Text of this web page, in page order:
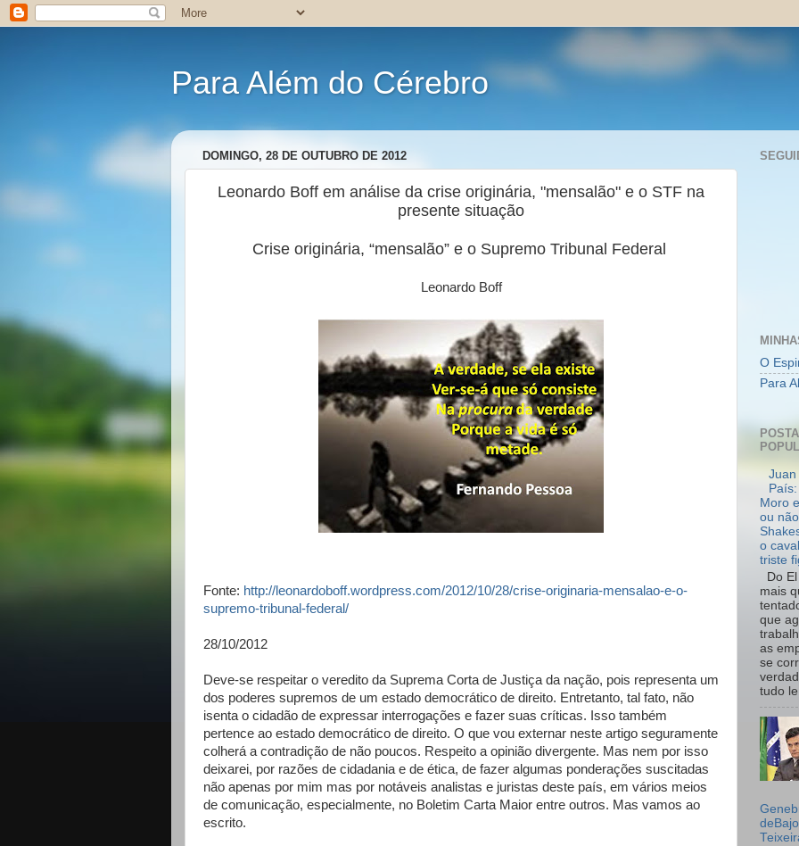
Para Além do Cérebro
DOMINGO, 28 DE OUTUBRO DE 2012
Leonardo Boff em análise da crise originária, "mensalão" e o STF na
presente situação
Crise originária, “mensalão” e o Supremo Tribunal Federal
Leonardo Boff
Fonte: http://leonardoboff.wordpress.com/2012/10/28/crise-originaria-mensalao-e-o-
supremo-tribunal-federal/
28/10/2012
Deve-se respeitar o veredito da Suprema Corta de Justiça da nação, pois representa um
dos poderes supremos de um estado democrático de direito. Entretanto, tal fato, não
isenta o cidadão de expressar interrogações e fazer suas críticas. Isso também
pertence ao estado democrático de direito. O que vou externar neste artigo seguramente
colherá a contradição de não poucos. Respeito a opinião divergente. Mas nem por isso
deixarei, por razões de cidadania e de ética, de fazer algumas ponderações suscitadas
não apenas por mim mas por notáveis analistas e juristas deste país, em vários meios
de comunicação, especialmente, no Boletim Carta Maior entre outros. Mas vamos ao
escrito.
O
Para
Juan
Moro
ou
o
triste
Do
mais
que
as
se
tudo